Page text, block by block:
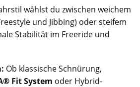
wählst du zwischen weichem
und Jibbing) oder steifem
Stabilität im Freeride und
Ob klassische Schnürung,
Fit System oder Hybrid-